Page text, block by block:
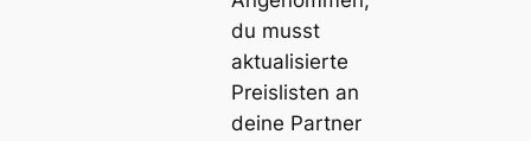
du musst
aktualisierte
Preislisten an
deine Partner